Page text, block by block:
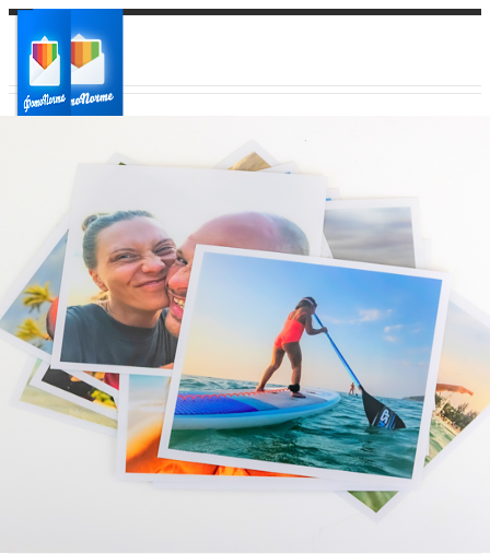
Ваш регион доставки
Выберите из списка: